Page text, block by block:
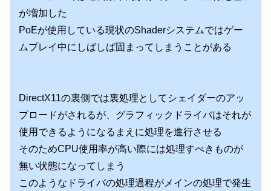
が増加した
PoEが使用している現状のShaderシステムではゲー
ムプレイ中にしばしば固まってしまうことがある
DirectX11の裏側では裏処理としてシェイダーのアッ
プロードがされるが、グラフィックドライバはそれが
使用できるようになるまえに処理を進行させる
そのためCPU使用率が高い際には処理すべきものが
無い状態になってしまう
このようなドライバの処理過程がメインの処理で発生